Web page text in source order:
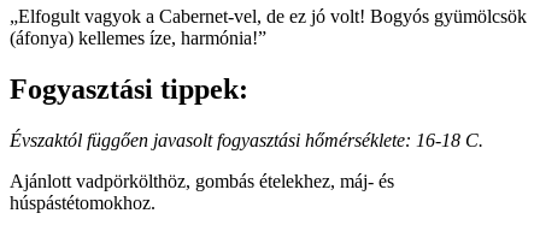
„Elfogult vagyok a Cabernet-vel, de ez jó volt! Bogyós gyümölcsök
(áfonya) kellemes íze, harmónia!”
Fogyasztási tippek:
Évszaktól függően javasolt fogyasztási hőmérséklete: 16-18 C.
Ajánlott vadpörkölthöz, gombás ételekhez, máj- és
húspástétomokhoz.